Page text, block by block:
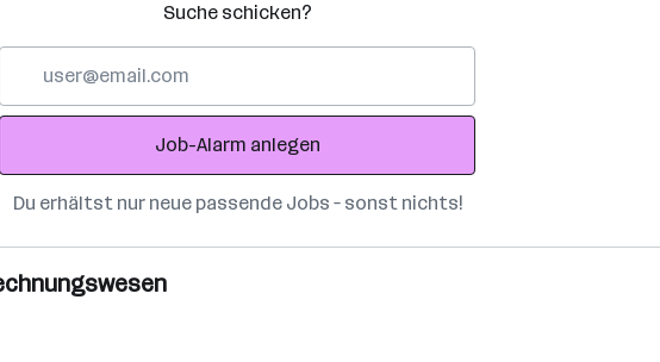
Suche schicken?
Adresse
Job-Alarm anlegen
Du erhältst nur neue passende Jobs – sonst nichts!